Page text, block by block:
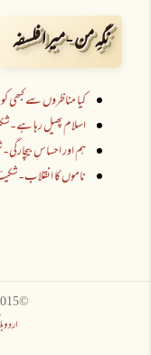
نگہِ من - میرا فلسفہ
کیا مناظروں سے کبھی
اسلام پھیل رہا ہے - شکیبؔ
ہم اور احساسِ بیچارگی -
ناموں کا انقلاب - شکیبؔ
© 2015–